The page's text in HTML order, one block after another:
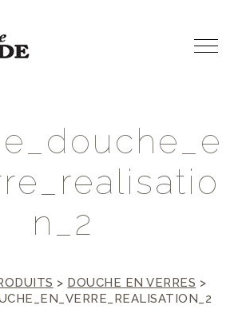
e douche
e
re realisatio
n
2
> DOUCHE EN VERRES >